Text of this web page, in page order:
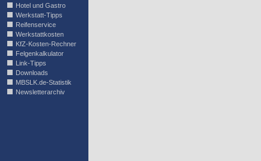
Hotel und Gastro
Werkstatt-Tipps
Reifenservice
Werkstattkosten
KfZ-Kosten-Rechner
Felgenkalkulator
Link-Tipps
Downloads
MBSLK.de-Statistik
Newsletterarchiv